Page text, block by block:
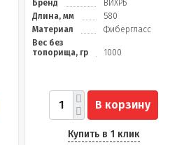
Бренд
ВИХРЬ
Длина, мм
580
Материал
Фибергласс
Вес без
топорища, гр
1000
В корзину
Купить в 1 клик